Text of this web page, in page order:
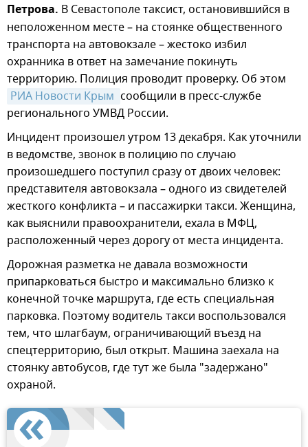
Петрова. В Севастополе таксист, остановившийся в
неположенном месте – на стоянке общественного
транспорта на автовокзале – жестоко избил
охранника в ответ на замечание покинуть
территорию. Полиция проводит проверку. Об этом
РИА Новости Крым сообщили в пресс-службе
регионального УМВД России.
Инцидент произошел утром 13 декабря. Как уточнили
в ведомстве, звонок в полицию по случаю
произошедшего поступил сразу от двоих человек:
представителя автовокзала – одного из свидетелей
жесткого конфликта – и пассажирки такси. Женщина,
как выяснили правоохранители, ехала в МФЦ,
расположенный через дорогу от места инцидента.
Дорожная разметка не давала возможности
припарковаться быстро и максимально близко к
конечной точке маршрута, где есть специальная
парковка. Поэтому водитель такси воспользовался
тем, что шлагбаум, ограничивающий въезд на
спецтерриторию, был открыт. Машина заехала на
стоянку автобусов, где тут же была "задержано"
охраной.